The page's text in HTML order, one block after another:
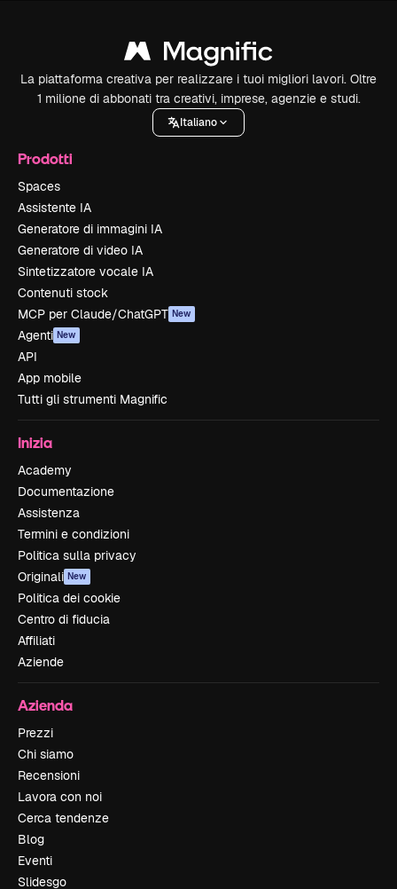
La piattaforma creativa per realizzare i tuoi migliori lavori. Oltre
1 milione di abbonati tra creativi, imprese, agenzie e studi.
Italiano
Prodotti
Spaces
Assistente IA
Generatore di immagini IA
Generatore di video IA
Sintetizzatore vocale IA
Contenuti stock
MCP per Claude/ChatGPT New
Agenti New
API
App mobile
Tutti gli strumenti Magnific
Inizia
Academy
Documentazione
Assistenza
Termini e condizioni
Politica sulla privacy
Originali New
Politica dei cookie
Centro di fiducia
Affiliati
Aziende
Azienda
Prezzi
Chi siamo
Recensioni
Lavora con noi
Cerca tendenze
Blog
Eventi
Slidesgo